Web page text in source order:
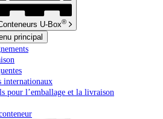
U-Box®
principal
internationaux
pour l’emballage et la livraison